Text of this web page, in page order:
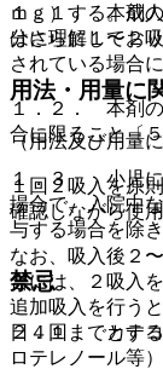
１．１． 本剤の
分に理解してお
されている場合
１．２． 本剤の
合に限ること〔
１．３． 小児
場合で、入院中
与する場合を除
禁忌
２．１． カテ
ロテレノール等
ｍｇ）する。成
はさらに１〜２
用法・用量に
（用法及び用量
１回２吸入を原
確認しながら使
なお、吸入後２
合には、２吸入
追加吸入を行う
日４回までとす